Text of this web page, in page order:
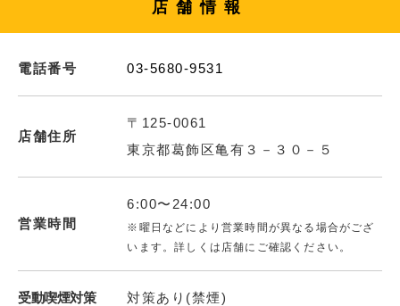
店舗情報
電話番号 03-5680-9531
店舗住所
〒125-0061
東京都葛飾区亀有３－３０－５
営業時間
6:00〜24:00
※曜日などにより営業時間が異なる場合がござ
います。詳しくは店舗にご確認ください。
受動喫煙対策 対策あり(禁煙)